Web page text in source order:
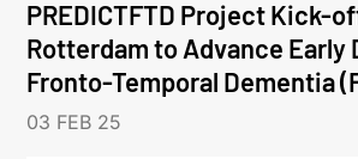
PREDICTFTD Project Kick-
Rotterdam to Advance Early
Fronto-Temporal Dementia
03 FEB 25